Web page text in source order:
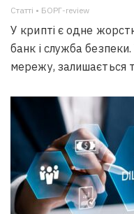
Статті • БОРГ-review
У крипті є одне
банк і служба
мережу, залишається